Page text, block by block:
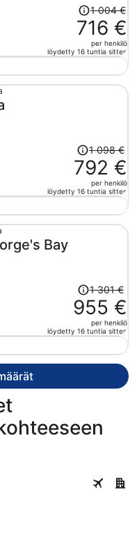
Hinta
oli
1 004 €,
hinta
nyt
1 004 €
716 €
per henkilö
löydetty 16 tuntia sitten
Hinta
oli
1 098 €,
hinta
nyt
1 098 €
792 €
per henkilö
löydetty 16 tuntia sitten
Bay
Hinta
oli
1 301 €,
hinta
nyt
1 301 €
955 €
per henkilö
löydetty 16 tuntia sitten
Valletta